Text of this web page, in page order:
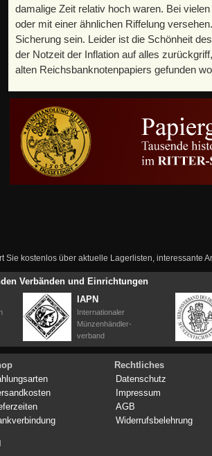
damalige Zeit relativ hoch waren. Bei
oder mit einer ähnlichen Riffelung
Sicherung sein. Leider ist die Schönheit
der Notzeit der Inflation auf alles
alten Reichsbanknotenpapiers gefunden
Sie kostenlos über aktuelle Lagerlisten, interessante
Verbänden und Einrichtungen
IAPN
Internationaler
Münzenhändler-
verband
Rechtliches
Datenschutz
Impressum
AGB
Widerrufsbelehrung